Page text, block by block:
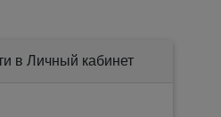
в Личный кабинет